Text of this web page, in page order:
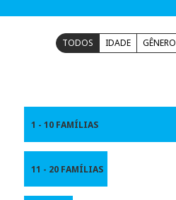
TODOS IDADE GÊNERO
1 - 10 FAMÍLIAS
11 - 20 FAMÍLIAS